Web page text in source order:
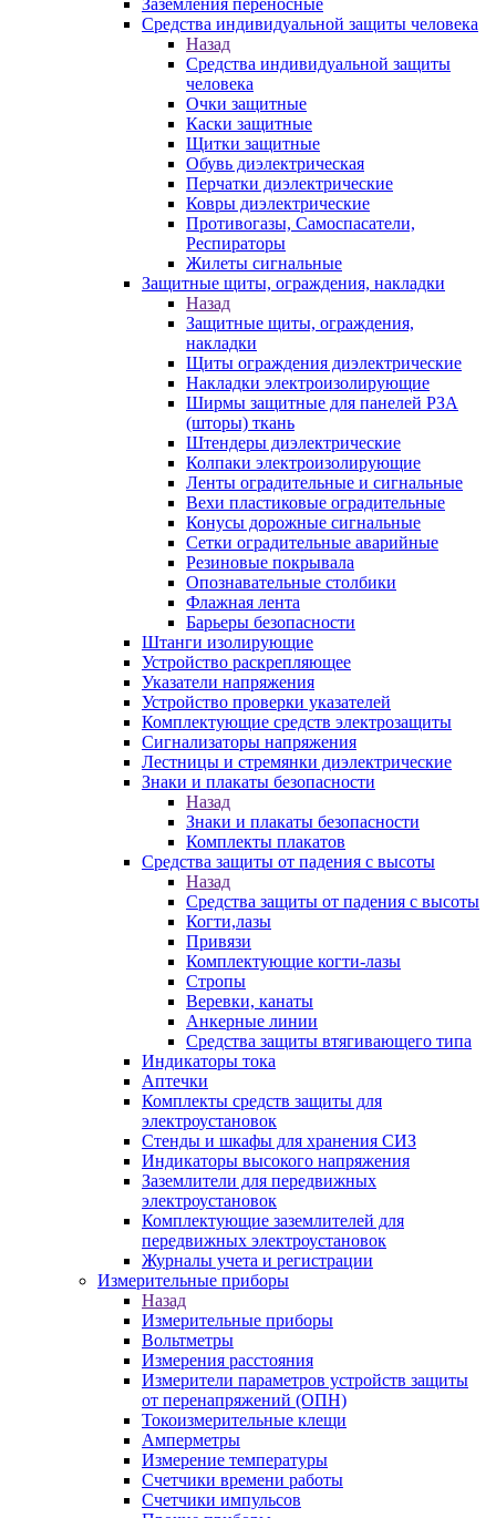
Заземления переносные
Средства индивидуальной защиты человека
Назад
Средства индивидуальной защиты
человека
Очки защитные
Каски защитные
Щитки защитные
Обувь диэлектрическая
Перчатки диэлектрические
Ковры диэлектрические
Противогазы, Самоспасатели,
Респираторы
Жилеты сигнальные
Защитные щиты, ограждения, накладки
Назад
Защитные щиты, ограждения,
накладки
Щиты ограждения диэлектрические
Накладки электроизолирующие
Ширмы защитные для панелей РЗА
(шторы) ткань
Штендеры диэлектрические
Колпаки электроизолирующие
Ленты оградительные и сигнальные
Вехи пластиковые оградительные
Конусы дорожные сигнальные
Сетки оградительные аварийные
Резиновые покрывала
Опознавательные столбики
Флажная лента
Барьеры безопасности
Штанги изолирующие
Устройство раскрепляющее
Указатели напряжения
Устройство проверки указателей
Комплектующие средств электрозащиты
Сигнализаторы напряжения
Лестницы и стремянки диэлектрические
Знаки и плакаты безопасности
Назад
Знаки и плакаты безопасности
Комплекты плакатов
Средства защиты от падения с высоты
Назад
Средства защиты от падения с высоты
Когти,лазы
Привязи
Комплектующие когти-лазы
Стропы
Веревки, канаты
Анкерные линии
Средства защиты втягивающего типа
Индикаторы тока
Аптечки
Комплекты средств защиты для
электроустановок
Стенды и шкафы для хранения СИЗ
Индикаторы высокого напряжения
Заземлители для передвижных
электроустановок
Комплектующие заземлителей для
передвижных электроустановок
Журналы учета и регистрации
Измерительные приборы
Назад
Измерительные приборы
Вольтметры
Измерения расстояния
Измерители параметров устройств защиты
от перенапряжений (ОПН)
Токоизмерительные клещи
Амперметры
Измерение температуры
Счетчики времени работы
Счетчики импульсов